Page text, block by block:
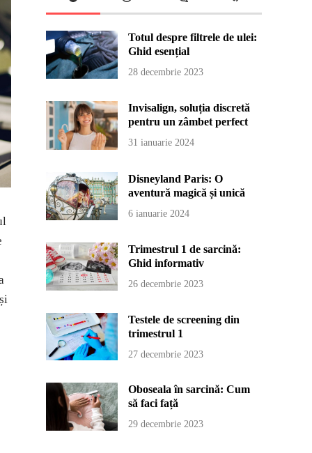
Totul despre filtrele de ulei:
Ghid esențial
28 decembrie 2023
Invisalign, soluția discretă
pentru un zâmbet perfect
31 ianuarie 2024
Disneyland Paris: O
aventură magică și unică
6 ianuarie 2024
Trimestrul 1 de sarcină:
Ghid informativ
26 decembrie 2023
Testele de screening din
trimestrul 1
27 decembrie 2023
Oboseala în sarcină: Cum
să faci față
29 decembrie 2023